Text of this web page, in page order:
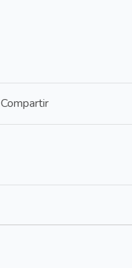
Compartir